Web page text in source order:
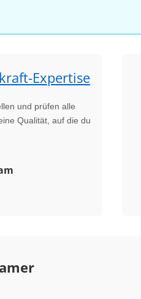
Expertise
und prüfen alle
Qualität, auf die du